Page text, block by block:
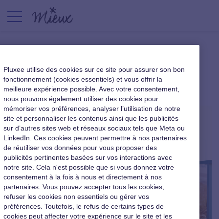
Congés : renseignez-vous !
|11 juillet 2017
Pluxee utilise des cookies sur ce site pour assurer son bon
fonctionnement (cookies essentiels) et vous offrir la
meilleure expérience possible. Avec votre consentement,
nous pouvons également utiliser des cookies pour
mémoriser vos préférences, analyser l’utilisation de notre
site et personnaliser les contenus ainsi que les publicités
sur d’autres sites web et réseaux sociaux tels que Meta ou
LinkedIn. Ces cookies peuvent permettre à nos partenaires
de réutiliser vos données pour vous proposer des
publicités pertinentes basées sur vos interactions avec
notre site. Cela n'est possible que si vous donnez votre
consentement à la fois à nous et directement à nos
partenaires. Vous pouvez accepter tous les cookies,
refuser les cookies non essentiels ou gérer vos
préférences. Toutefois, le refus de certains types de
cookies peut affecter votre expérience sur le site et les